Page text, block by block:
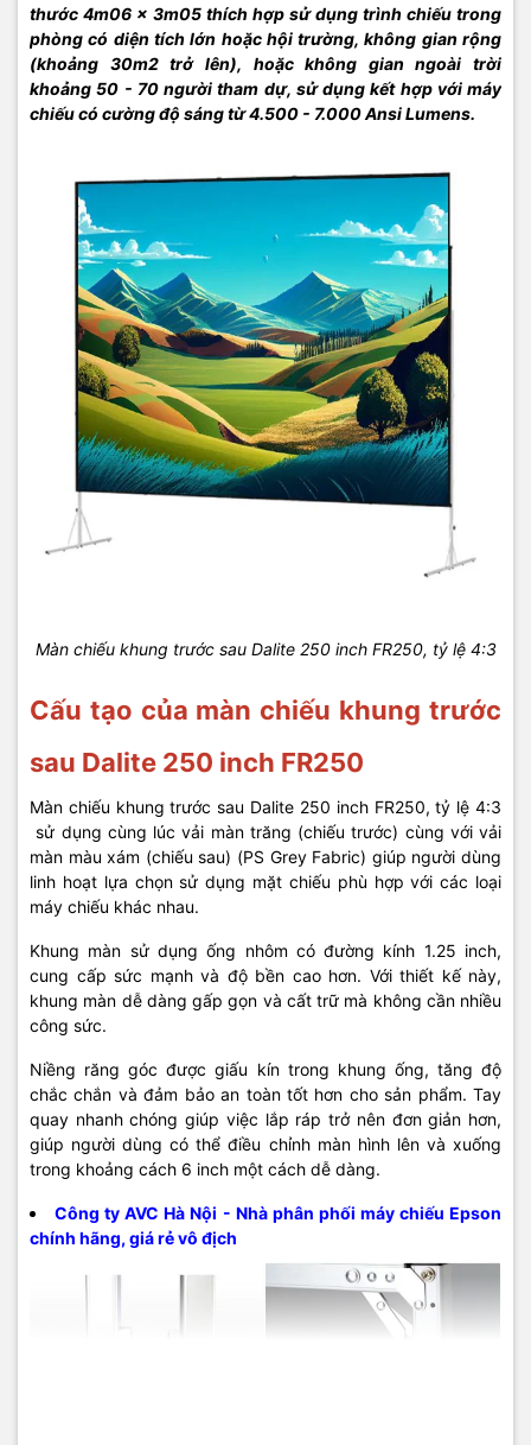
thước 4m06 x 3m05 thích hợp sử dụng trình chiếu trong
phòng có diện tích lớn hoặc hội trường, không gian rộng
(khoảng 30m2 trở lên), hoặc không gian ngoài trời
khoảng 50 - 70 người tham dự, sử dụng kết hợp với máy
chiếu có cường độ sáng từ 4.500 - 7.000 Ansi Lumens.
Màn chiếu khung trước sau Dalite 250 inch FR250, tỷ lệ 4:3
Cấu tạo của màn chiếu khung trước
sau Dalite 250 inch FR250
Màn chiếu khung trước sau Dalite 250 inch FR250, tỷ lệ 4:3
sử dụng cùng lúc vải màn trăng (chiếu trước) cùng với vải
màn màu xám (chiếu sau) (PS Grey Fabric) giúp người dùng
linh hoạt lựa chọn sử dụng mặt chiếu phù hợp với các loại
máy chiếu khác nhau.
Khung màn sử dụng ống nhôm có đường kính 1.25 inch,
cung cấp sức mạnh và độ bền cao hơn. Với thiết kế này,
khung màn dễ dàng gấp gọn và cất trữ mà không cần nhiều
công sức.
Niềng răng góc được giấu kín trong khung ống, tăng độ
chắc chắn và đảm bảo an toàn tốt hơn cho sản phẩm. Tay
quay nhanh chóng giúp việc lắp ráp trở nên đơn giản hơn,
giúp người dùng có thể điều chỉnh màn hình lên và xuống
trong khoảng cách 6 inch một cách dễ dàng.
Công ty AVC Hà Nội - Nhà phân phối máy chiếu Epson
chính hãng, giá rẻ vô địch